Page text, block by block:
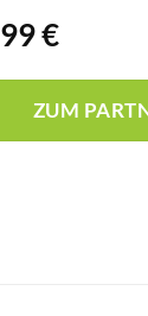
€
ZUM